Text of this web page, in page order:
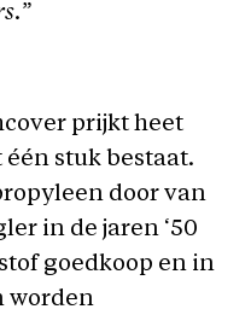
”
prijkt heet
stuk bestaat.
door van
in de jaren ‘50
goedkoop en in
worden